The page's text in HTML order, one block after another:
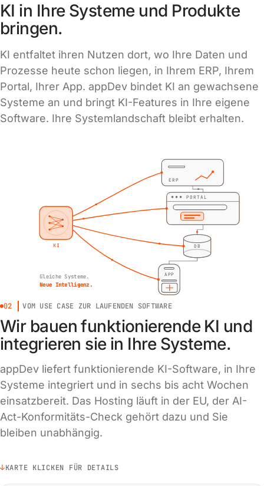
KI in Ihre Systeme und Produkte
bringen.
KI entfaltet ihren Nutzen dort, wo Ihre Daten und
Prozesse heute schon liegen, in Ihrem ERP, Ihrem
Portal, Ihrer App. appDev bindet KI an gewachsene
Systeme an und bringt KI-Features in Ihre eigene
Software. Ihre Systemlandschaft bleibt erhalten.
ERP
PORTAL
DB
APP
KI
Gleiche Systeme.
Neue Intelligenz.
02 VOM USE CASE ZUR LAUFENDEN SOFTWARE
Wir bauen funktionierende KI und
integrieren sie in Ihre Systeme.
appDev liefert funktionierende KI-Software, in Ihre
Systeme integriert und in sechs bis acht Wochen
einsatzbereit. Das Hosting läuft in der EU, der AI-
Act-Konformitäts-Check gehört dazu und Sie
bleiben unabhängig.
↓KARTE KLICKEN FÜR DETAILS